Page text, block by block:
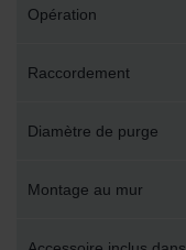
Opération
Raccordement
Diamètre de purge
Montage au mur